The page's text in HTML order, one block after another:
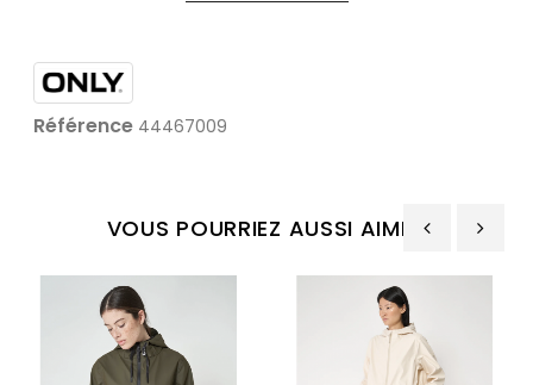
Référence 44467009
VOUS POURRIEZ AUSSI AIMER
‹ ›